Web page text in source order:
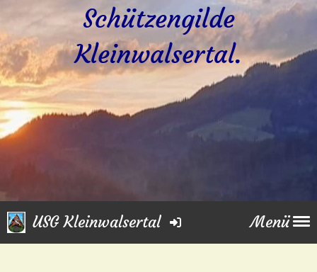
Schützengilde
Kleinwalsertal.
Menü
USG Kleinwalsertal